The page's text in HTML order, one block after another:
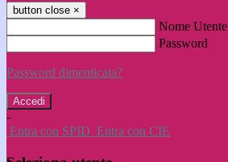
button close ×
Nome Utente
Password
Password dimenticata?
-
Entra con SPID Entra con CIE